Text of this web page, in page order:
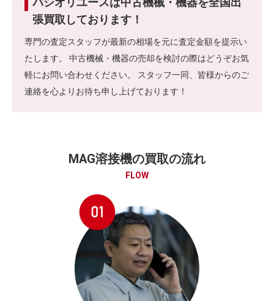
張買取しております！
専門の査定スタッフが最新の相場を元に査定金額を提示い
たします。 中古機械・機器の売却を検討の際はどうぞお気
軽にお問い合わせください。 スタッフ一同、皆様からのご
連絡を心よりお待ち申し上げております！
MAG溶接機の買取の流れ
FLOW